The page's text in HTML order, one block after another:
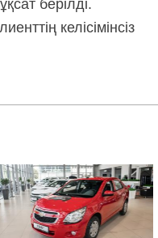
берілді.
келісімінсіз